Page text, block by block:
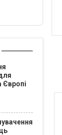
Європі